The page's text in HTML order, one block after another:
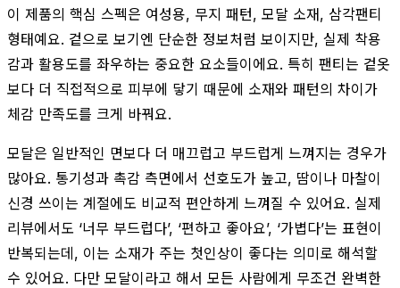
이 제품의 핵심 스펙은 여성용, 무지 패턴, 모달 소재, 삼각팬티
형태예요. 겉으로 보기엔 단순한 정보처럼 보이지만, 실제 착용
감과 활용도를 좌우하는 중요한 요소들이에요. 특히 팬티는 겉옷
보다 더 직접적으로 피부에 닿기 때문에 소재와 패턴의 차이가
체감 만족도를 크게 바꿔요.
모달은 일반적인 면보다 더 매끄럽고 부드럽게 느껴지는 경우가
많아요. 통기성과 촉감 측면에서 선호도가 높고, 땀이나 마찰이
신경 쓰이는 계절에도 비교적 편안하게 느껴질 수 있어요. 실제
리뷰에서도 ‘너무 부드럽다’, ‘편하고 좋아요’, ‘가볍다’는 표현이
반복되는데, 이는 소재가 주는 첫인상이 좋다는 의미로 해석할
수 있어요. 다만 모달이라고 해서 모든 사람에게 무조건 완벽한